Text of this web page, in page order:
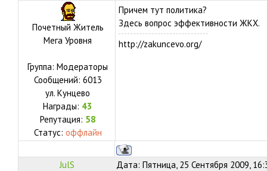
Почетный Житель
Мега Уровня
Группа: Модераторы
Сообщений: 6013
ул. Кунцево
Награды: 43
Репутация: 58
Статус: оффлайн
Причем тут политика?
Здесь вопрос эффективности ЖКХ.
http://zakuncevo.org/
JulS Дата: Пятница, 25 Сентября 2009,